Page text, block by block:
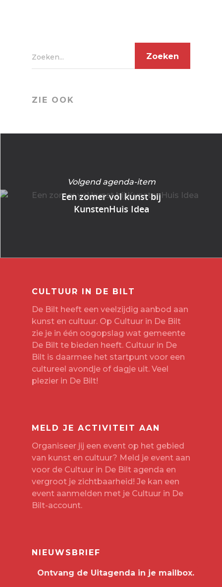
Zoeken...
ZIE OOK
Volgend agenda-item
Een zomer vol kunst bij
KunstenHuis Idea
CULTUUR IN DE BILT
De Bilt heeft een veelzijdig aanbod aan
kunst en cultuur. Op Cultuur in De Bilt
zie je in één oogopslag wat gemeente
De Bilt te bieden heeft. Cultuur in De
Bilt is daarmee het startpunt voor een
cultureel avondje of dagje uit. Veel
plezier in De Bilt!
MELD JE ACTIVITEIT AAN
Organiseer jij een event op het gebied
van kunst en cultuur? Meld je event aan
voor de Cultuur in De Bilt agenda en
vergroot je zichtbaarheid! Je kan een
event aanmelden met je Cultuur in De
Bilt-account.
NIEUWSBRIEF